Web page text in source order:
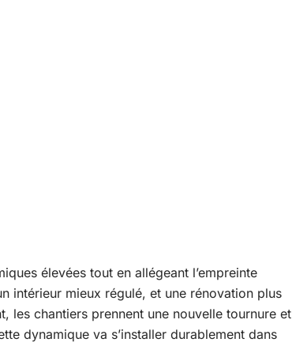
élevées tout en allégeant l’empreinte
intérieur mieux régulé, et une rénovation plus
les chantiers prennent une nouvelle tournure et
dynamique va s’installer durablement dans